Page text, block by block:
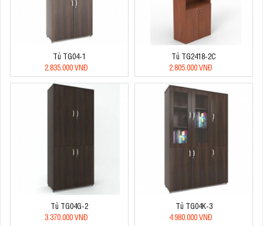
Tủ TG04-1
2.835.000 VNĐ
Tủ TG2418-2C
2.805.000 VNĐ
Tủ TG04G-2
3.370.000 VNĐ
Tủ TG04K-3
4.980.000 VNĐ